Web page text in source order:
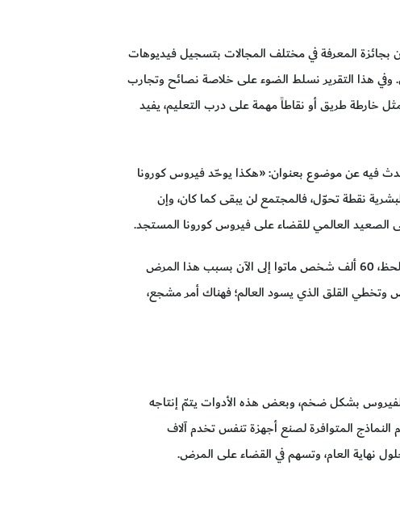
بجائزة المعرفة في مختلف المجالات بتسجيل فيديوهات
وفي هذا التقرير نسلط الضوء على خلاصة نصائح وتجارب
خارطة طريق أو نقاطاً مهمة على درب التعليم، يفيد
فيه عن موضوع بعنوان: «هكذا يوحّد فيروس كورونا
نقطة تحوّل، فالمجتمع لن يبقى كما كان، وإن
الصعيد العالمي للقضاء على فيروس كورونا المستجد.
وأضاف شافي أحمد: «نسجّل حالياً نحو 1.2 مليون حالة مصابة بفيروس كورونا في العالم لسوء الحظ، 60 ألف شخص ماتوا إلى الآن بسبب هذا المرض
وتخطي القلق الذي يسود العالم؛ فهناك أمر مشجع،
الفيروس بشكل ضخم، وبعض هذه الأدوات يتمّ إنتاجه
النماذج المتوافرة لصنع أجهزة تنفس تخدم آلاف
نهاية العام، وتسهم في القضاء على المرض.